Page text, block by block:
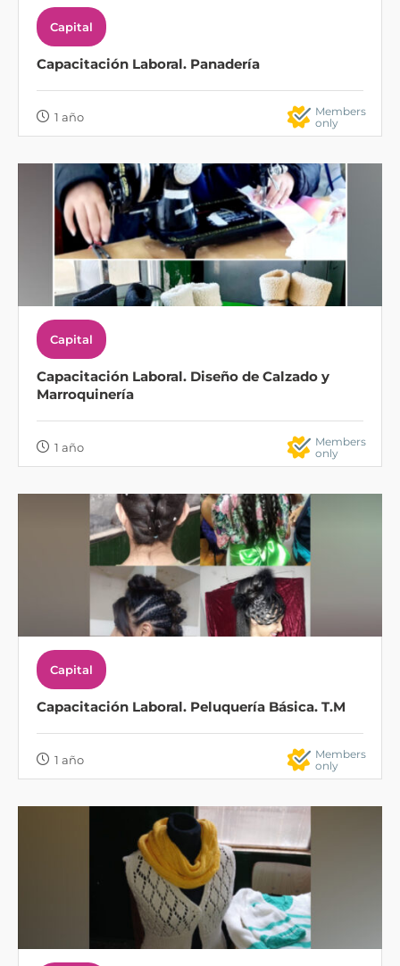
Capital
Capacitación Laboral. Panadería
1 año
Members
only
Capital
Capacitación Laboral. Diseño de Calzado y
Marroquinería
1 año
Members
only
Capital
Capacitación Laboral. Peluquería Básica. T.M
1 año
Members
only